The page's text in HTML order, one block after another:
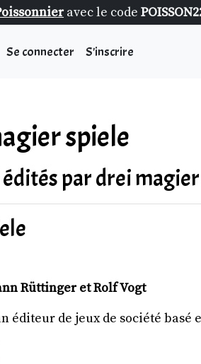
avec le code
Se connecter S'inscrire
spiele
édités par drei
Rüttinger et Rolf Vogt
éditeur de jeux de société basé